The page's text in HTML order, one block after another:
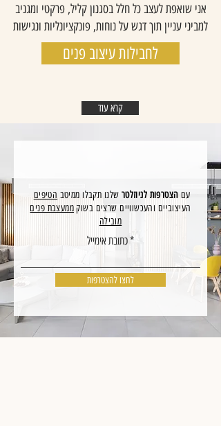
אני שואפת לעצב כל חלל בסגנון קליל, פרקטי ומגניב
למביני עניין תוך דגש על נוחות, פונקציונליות ונגישות
לחבילות עיצוב פנים
קרא עוד
עם הצטרפות לניוזלטר שלנו תקבלו ממיטב הטיפים
העיצוביים והעכשוויים שרצים בשוק ממעצבת פנים
מובילה
כתובת אימייל
לחצו להצטרפות